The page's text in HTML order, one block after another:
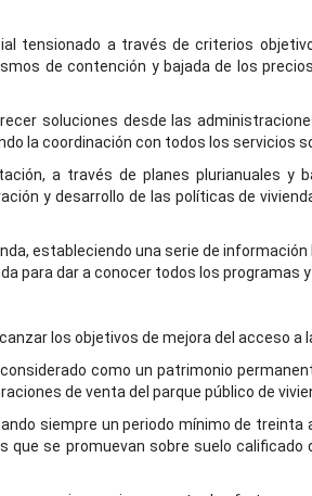
tensionado a través de criterios
de contención y bajada de los
soluciones desde las
la coordinación con todos los servicios
a través de planes plurianuales y
y desarrollo de las políticas de
estableciendo una serie de
para dar a conocer todos los programas
los objetivos de mejora del acceso
como un patrimonio
de venta del parque público de
siempre un periodo mínimo de
se promuevan sobre suelo